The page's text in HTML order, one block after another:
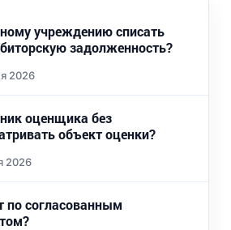
учреждению списать
задолженность?
2026
оценщика без
объект оценки?
2026
по согласованным